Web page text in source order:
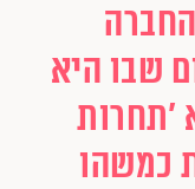
שבו היא
'תחרות
כמשהו